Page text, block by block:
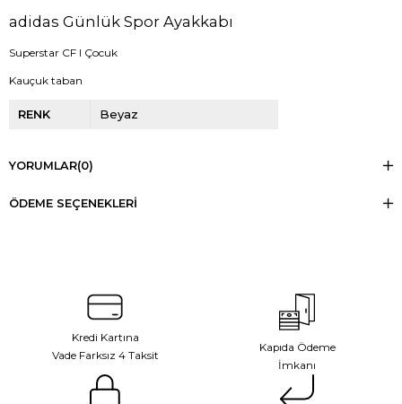
adidas Günlük Spor Ayakkabı
Superstar CF I Çocuk
Kauçuk taban
RENK Beyaz
YORUMLAR(0)
ÖDEME SEÇENEKLERI
Kredi Kartına
Vade Farksız 4 Taksit
Kapıda Ödeme
İmkanı